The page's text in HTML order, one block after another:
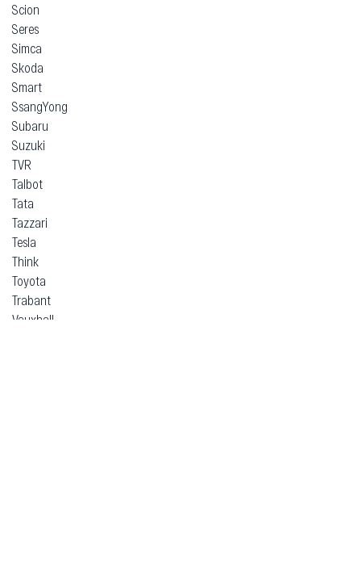
Scion
Seres
Simca
Skoda
Smart
SsangYong
Subaru
Suzuki
TVR
Talbot
Tata
Tazzari
Tesla
Think
Toyota
Trabant
Vauxhall